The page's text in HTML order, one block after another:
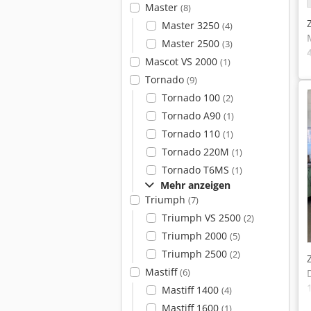
Master (8)
Master 3250 (4)
Master 2500 (3)
Mascot VS 2000 (1)
Tornado (9)
Tornado 100 (2)
Tornado A90 (1)
Tornado 110 (1)
Tornado 220M (1)
Tornado T6MS (1)
Mehr anzeigen
Triumph (7)
Triumph VS 2500 (2)
Triumph 2000 (5)
Triumph 2500 (2)
Mastiff(6)
Mastiff 1400 (4)
Mastiff 1600 (1)